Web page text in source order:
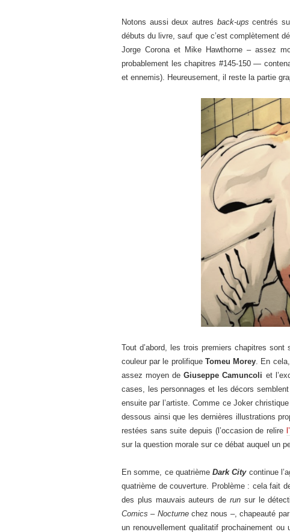
Notons aussi deux autres back-ups centrés
débuts du livre, sauf que c’est complètement
Jorge Corona et Mike Hawthorne – assez
probablement les chapitres #145-150 —
et ennemis). Heureusement, il reste la partie
Tout d’abord, les trois premiers chapitres sont
couleur par le prolifique Tomeu Morey. En
assez moyen deGiuseppe Camuncoli et
cases, les personnages et les décors
ensuite par l’artiste. Comme ce Joker
dessous ainsi que les dernières illustrations
restées sans suite depuis (l’occasion de relire
sur la question morale sur ce débat auquel un
En somme, ce quatrièmeDark Citycontinue
quatrième de couverture. Problème : cela fait
des plus mauvais auteurs de run sur le
Comics – Nocturnechez nous –, chapeauté
un renouvellement qualitatif prochainement